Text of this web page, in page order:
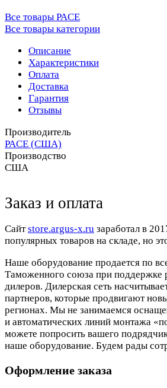
Все товары PACE
Все товары категории
Описание
Характеристики
Оплата
Доставка
Гарантия
Отзывы
Производитель
PACE (США)
Производство
США
Заказ и оплата
Cайтstore.argus-x.ru заработал в
популярных товаров на складе, но
Наше оборудование продается по
Таможенного союза при поддержке
дилеров. Дилерская сеть
партнеров, которые продвигают
регионах. Мы не занимаемся
и автоматических линий монтажа
можете попросить вашего
наше оборудование. Будем рады
Оформление заказа